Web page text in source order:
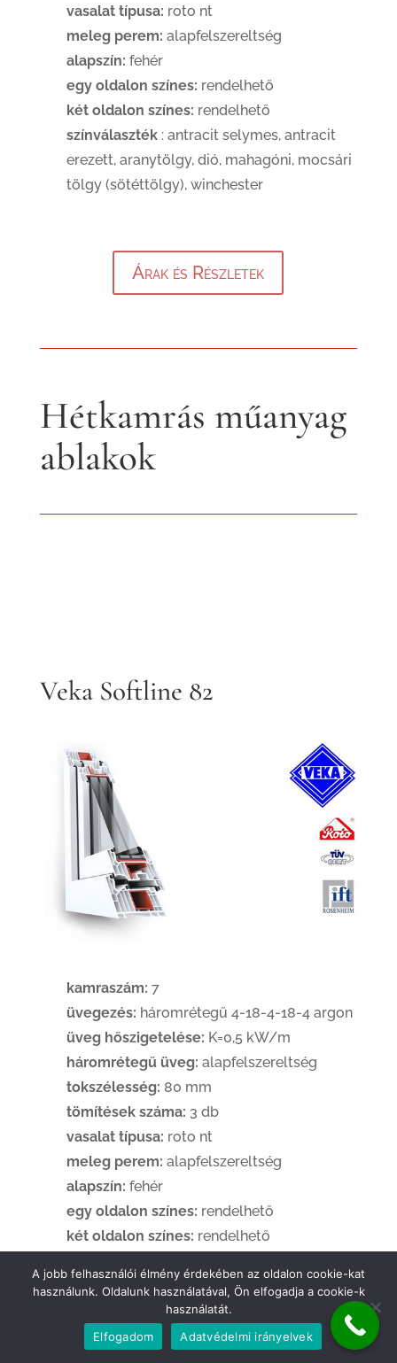
vasalat típusa: roto nt
meleg perem: alapfelszereltség
alapszín: fehér
egy oldalon színes: rendelhető
két oldalon színes: rendelhető
színválaszték: antracit selymes, antracit
erezett, aranytölgy, dió, mahagóni, mocsári
tölgy (sötéttölgy), winchester
Árak és Részletek
Hétkamrás műanyag
ablakok
Veka Softline 82
kamraszám: 7
üvegezés: háromrétegű 4-18-4-18-4 argon
üveg hőszigetelése: K=0,5 kW/m
háromrétegű üveg: alapfelszereltség
tokszélesség: 80 mm
tömítések száma: 3 db
vasalat típusa: roto nt
meleg perem: alapfelszereltség
alapszín: fehér
egy oldalon színes: rendelhető
két oldalon színes: rendelhető
erezett, aranytölgy, dió, mahagóni, mocsári
tölgy (sötéttölgy), winchester
A jobb felhasználói élmény érdekében az oldalon cookie-kat
használunk. Oldalunk használatával, Ön elfogadja a cookie-k
használatát.
Elfogadom
Adatvédelmi irányelvek